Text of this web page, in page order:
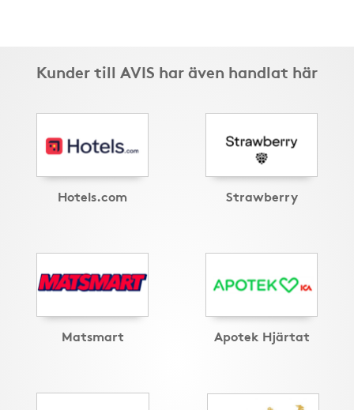
Kunder till AVIS har även handlat här
Hotels.com Strawberry
Matsmart Apotek Hjärtat